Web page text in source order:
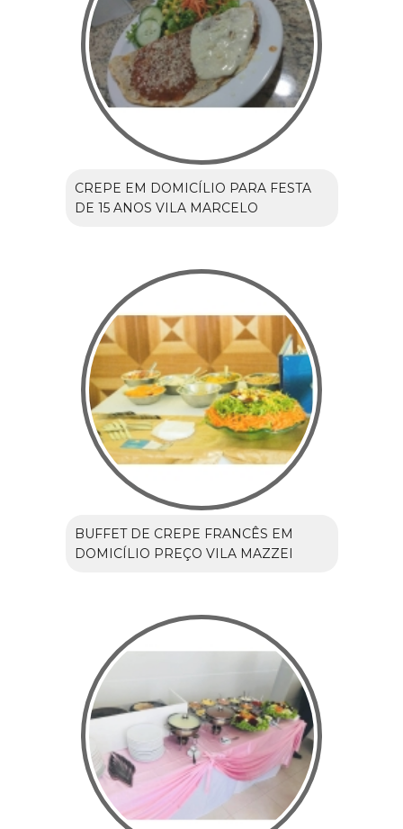
CREPE EM DOMICÍLIO PARA FESTA
DE 15 ANOS VILA MARCELO
BUFFET DE CREPE FRANCÊS EM
DOMICÍLIO PREÇO VILA MAZZEI